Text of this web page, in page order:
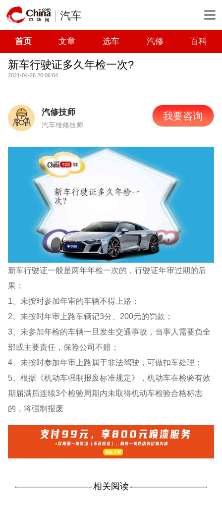
汽车
首页 文章 选车 汽修 百科
新车行驶证多久年检一次?
2021-04-26 20:06:04
汽修技师
汽车维修技师
我要咨询
新车行驶证一般是两年年检一次的，行驶证年审过期的后
果：
1、未按时参加年审的车辆不得上路；
2、未按时年审上路车辆记3分、200元的罚款；
3、未参加年检的车辆一旦发生交通事故，当事人需要负全
部或主要责任，保险公司不赔；
4、未按时参加年审上路属于非法驾驶，可做扣车处理；
5、根据《机动车强制报废标准规定》，机动车在检验有效
期届满后连续3个检验周期内未取得机动车检验合格标志
的，将强制报废
相关阅读